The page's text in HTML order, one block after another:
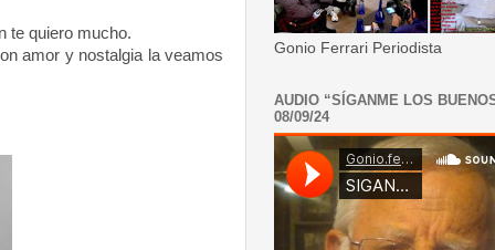
te quiero mucho.
amor y nostalgia la veamos
Gonio Ferrari Periodista
AUDIO “SÍGANME LOS
08/09/24